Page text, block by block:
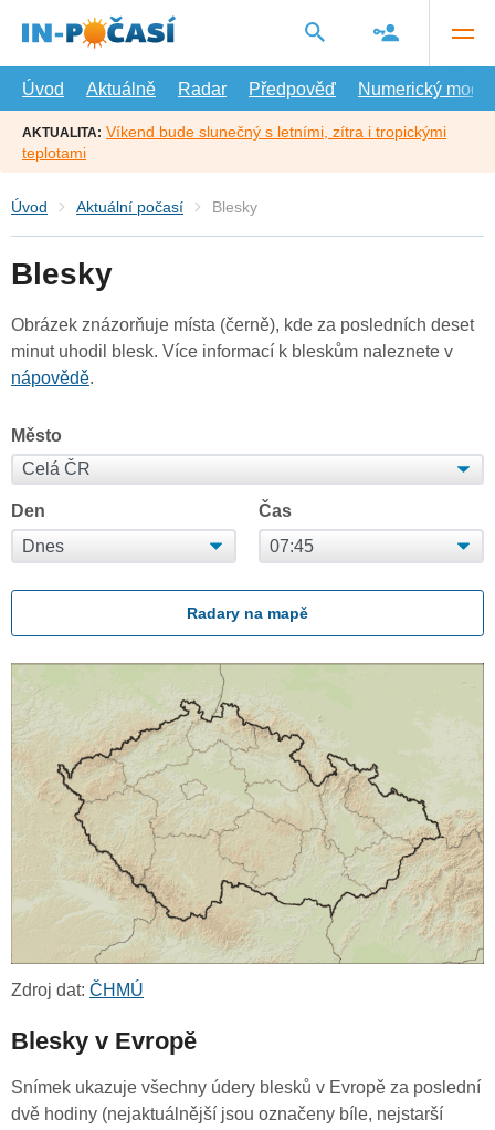
hlavní
Úvod
Aktuálně Radar Předpověď Numerický model
AKTUALITA: Víkend bude slunečný s letními, zítra i tropickými
teplotami
Úvod Aktuální počasí Blesky
Blesky
Obrázek znázorňuje místa (černě), kde za posledních deset
minut uhodil blesk. Více informací k bleskům naleznete v
nápovědě.
Město
Den Čas
Radary na mapě
Zdroj dat: ČHMÚ
Blesky v Evropě
Snímek ukazuje všechny údery blesků v Evropě za poslední
dvě hodiny (nejaktuálnější jsou označeny bíle, nejstarší